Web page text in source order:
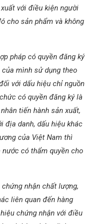
với điều kiện người
cho sản phẩm và không
pháp có quyền đăng ký
mình sử dụng theo
với dấu hiệu chỉ nguồn
có quyền đăng ký là
tiến hành sản xuất,
địa danh, dấu hiệu khác
của Việt Nam thì
có thẩm quyền cho
nhận chất lượng,
liên quan đến hàng
chứng nhận với điều